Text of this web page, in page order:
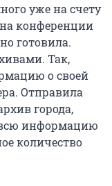
уже на счету
конференции
готовила.
Так,
о своей
Отправила
города,
информацию
количество